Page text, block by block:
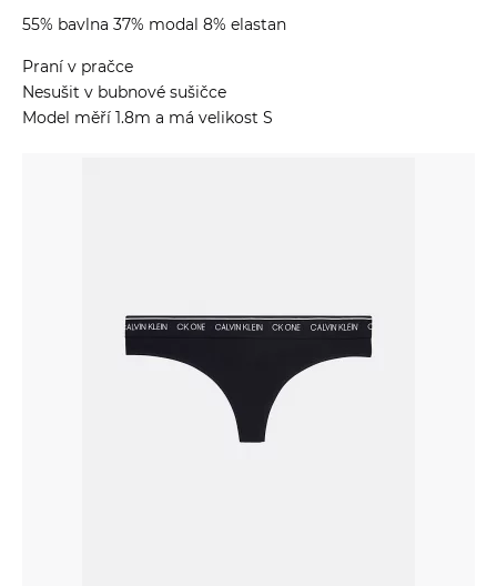
55% bavlna 37% modal 8% elastan
Praní v pračce
Nesušit v bubnové sušičce
Model měří 1.8m a má velikost S